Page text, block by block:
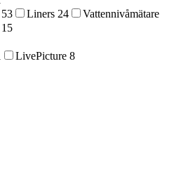
53 Liners 24
Vattennivåmätare
15
LivePicture 8